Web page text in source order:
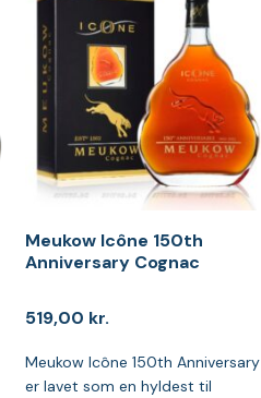
Meukow Icône 150th
Anniversary Cognac
519,00 kr.
Meukow Icône 150th Anniversary
er lavet som en hyldest til